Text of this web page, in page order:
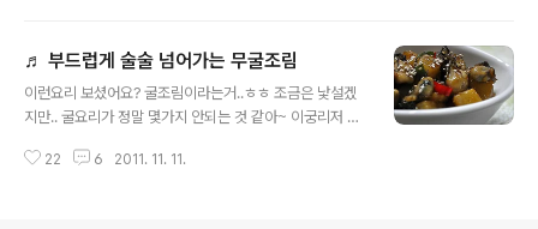
로 먹어도 좋고, 반찬으로 먹어도 좋은 봄동오징어전! 참고
하여 즐거운 요리하시고 맛있게 드세요. ◈ 아삭아삭 고소
한 맛, 봄 향기의 맛! 봄동 오징어전 ◈ [재료] 봄동 10센정
램( 다진마늘 3분의1숟가락, 다진생강 2분의1차스푼, 소
♬ 부드럽게 술술 넘어가는 무굴조림
이런요리 보셨어요? 굴조림이라는거..ㅎㅎ 조금은 낯설겠
지만.. 굴요리가 정말 몇가지 안되는 것 같아~ 이궁리저 궁
궁금하시죠? 그 결론이라는거.. 맛이죠? ㅎ 맛이? 요거이
22 6 2011. 11. 11.